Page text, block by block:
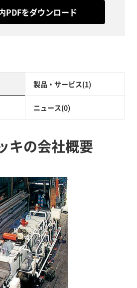
PDFをダウンロード
製品・サービス(1)
ニュース(0)
キの会社概要